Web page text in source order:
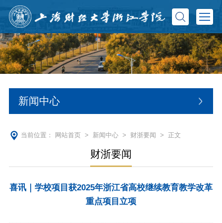
新闻中心
当前位置： 网站首页> 新闻中心> 财浙要闻 > 正文
财浙要闻
喜讯｜学校项目获2025年浙江省高校继续教育教学改革
重点项目立项